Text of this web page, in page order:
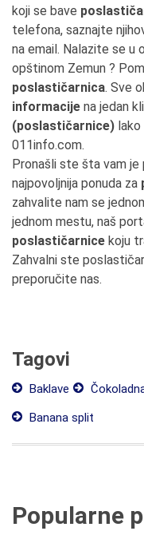
koji se bave
telefona, saznajte
na email. Nalazite se u
opštinom Zemun ?
poslastičarnica. Sve
informacije na jedan
(poslastičarnice)
011info.com.
Pronašli ste šta vam je
najpovoljnija ponuda za
zahvalite nam se
jednom mestu, naš
poslastičarnice koju
Zahvalni ste
preporučite nas.
Tagovi
Baklave
Banana split
Popularne